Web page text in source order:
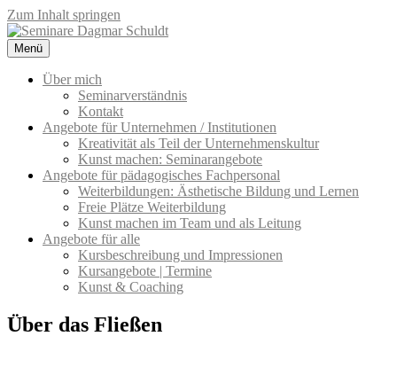
Zum Inhalt springen
Seminare Dagmar Schuldt
Seminarangebote für Unternehmen und pädagogisches Fachpersonal
– Kreativität & Kommunikation
Menü
Über mich
Seminarverständnis
Kontakt
Angebote für Unternehmen / Institutionen
Kreativität als Teil der Unternehmenskultur
Kunst machen: Seminarangebote
Angebote für pädagogisches Fachpersonal
Weiterbildungen: Ästhetische Bildung und Lernen
Freie Plätze Weiterbildung
Kunst machen im Team und als Leitung
Angebote für alle
Kursbeschreibung und Impressionen
Kursangebote | Termine
Kunst & Coaching
Über das Fließen